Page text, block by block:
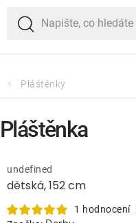
Křesla a židle
Pláštěnky
dětská, 152 cm
undefined
1 hodnocení
Pláštěnka